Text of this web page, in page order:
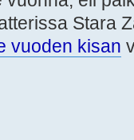
Stara
vuoden kisan